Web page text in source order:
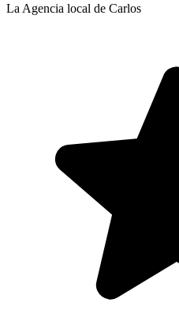
La Agencia local de Carlos